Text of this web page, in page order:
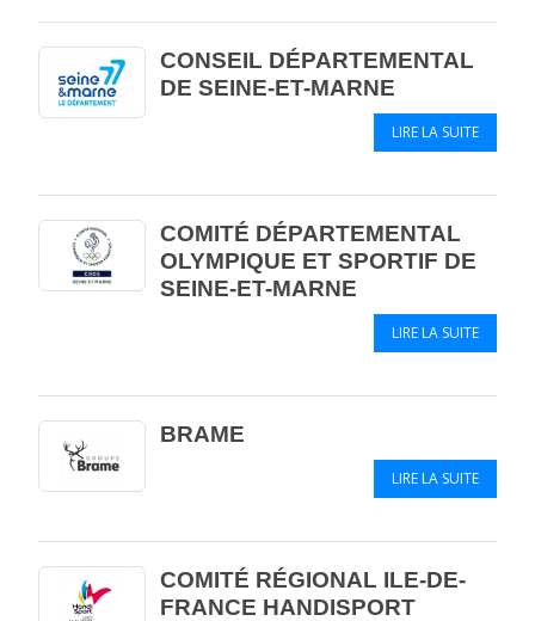
CONSEIL DÉPARTEMENTAL
DE SEINE-ET-MARNE
LIRE LA SUITE
COMITÉ DÉPARTEMENTAL
OLYMPIQUE ET SPORTIF DE
SEINE-ET-MARNE
LIRE LA SUITE
BRAME
LIRE LA SUITE
COMITÉ RÉGIONAL ILE-DE-
FRANCE HANDISPORT